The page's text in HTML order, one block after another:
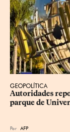
GEOPOLÍTICA
Autoridades
parque de
Por AFP